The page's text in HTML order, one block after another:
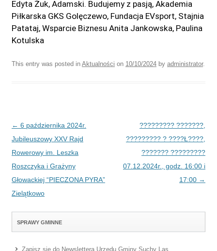
Edyta Żuk, Adamski. Budujemy z pasją, Akademia
Piłkarska GKS Golęczewo, Fundacja EVsport, Stajnia
Patataj, Wsparcie Biznesu Anita Jankowska, Paulina
Kotulska
This entry was posted in Aktualności on 10/10/2024 by administrator.
Post navigation
← 6 października 2024r.
Jubileuszowy XXV Rajd
Rowerowy im. Leszka
Roszczyka i Grażyny
Głowackiej “PIECZONA PYRA”
Zielątkowo
????????? ???????,
????????? ? ????Ł????,
??????? ?????????
07.12.2024r., godz. 16:00 i
17:00 →
SPRAWY GMINNE
Zapisz się do Newslettera Urzędu Gminy Suchy Las